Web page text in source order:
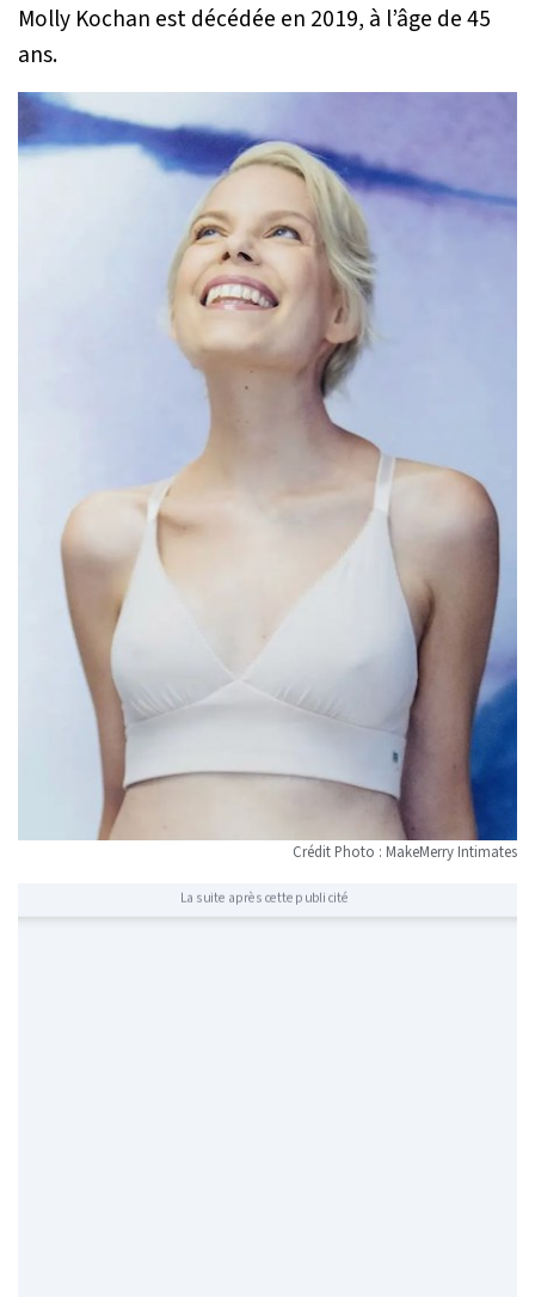
Molly Kochan est décédée en 2019, à l’âge de 45
ans.
Crédit Photo : MakeMerry Intimates
La suite après cette publicité